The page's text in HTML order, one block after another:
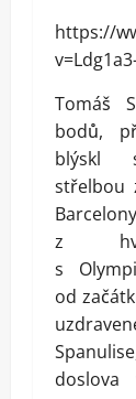
https://
Tomáš
bodů,
blýskl
střelbou
z
s
od
doslova